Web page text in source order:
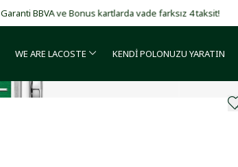
Garanti BBVA ve Bonus kartlarda vade farksız 4 taksit!
WE ARE LACOSTE KENDİ POLONUZU YARATIN